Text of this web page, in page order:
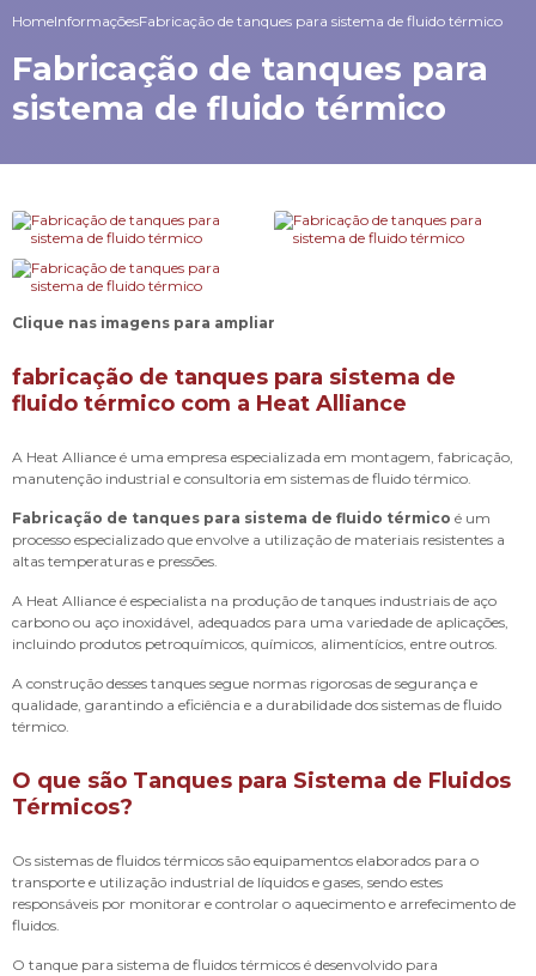
HomeInformaçõesFabricação de tanques para sistema de fluido térmico
Fabricação de tanques para
sistema de fluido térmico
Clique nas imagens para ampliar
fabricação de tanques para sistema de
fluido térmico com a Heat Alliance
A Heat Alliance é uma empresa especializada em montagem, fabricação,
manutenção industrial e consultoria em sistemas de fluido térmico.
Fabricação de tanques para sistema de fluido térmico é um
processo especializado que envolve a utilização de materiais resistentes a
altas temperaturas e pressões.
A Heat Alliance é especialista na produção de tanques industriais de aço
carbono ou aço inoxidável, adequados para uma variedade de aplicações,
incluindo produtos petroquímicos, químicos, alimentícios, entre outros.
A construção desses tanques segue normas rigorosas de segurança e
qualidade, garantindo a eficiência e a durabilidade dos sistemas de fluido
térmico.
O que são Tanques para Sistema de Fluidos
Térmicos?
Os sistemas de fluidos térmicos são equipamentos elaborados para o
transporte e utilização industrial de líquidos e gases, sendo estes
responsáveis por monitorar e controlar o aquecimento e arrefecimento de
fluidos.
O tanque para sistema de fluidos térmicos é desenvolvido para